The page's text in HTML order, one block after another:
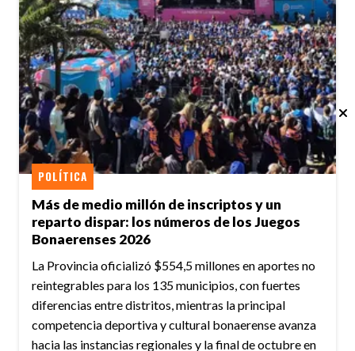
Más de medio millón de inscriptos y un
reparto dispar: los números de los Juegos
Bonaerenses 2026
POLÍTICA
La Provincia oficializó $554,5 millones en aportes no
reintegrables para los 135 municipios, con fuertes
diferencias entre distritos, mientras la principal
competencia deportiva y cultural bonaerense avanza
hacia las instancias regionales y la final de octubre en